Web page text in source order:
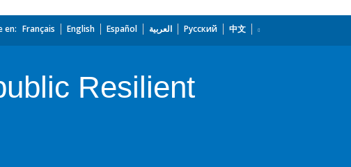
en: Français English Español العربية Русский 中文
Resilient